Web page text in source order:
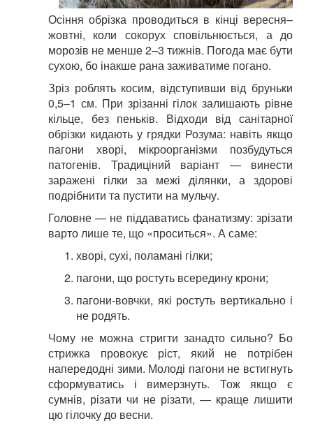
Осіння обрізка проводиться в кінці вересня–
жовтні, коли сокорух сповільнюється, а до
морозів не менше 2–3 тижнів. Погода має бути
сухою, бо інакше рана заживатиме погано.
Зріз роблять косим, відступивши від бруньки
0,5–1 см. При зрізанні гілок залишають рівне
кільце, без пеньків. Відходи від санітарної
обрізки кидають у грядки Розума: навіть якщо
пагони хворі, мікроорганізми позбудуться
патогенів. Традиціний варіант — винести
заражені гілки за межі ділянки, а здорові
подрібнити та пустити на мульчу.
Головне — не піддаватись фанатизму: зрізати
варто лише те, що «проситься». А саме:
хворі, сухі, поламані гілки;
пагони, що ростуть всередину крони;
пагони-вовчки, які ростуть вертикально і
не родять.
Чому не можна стригти занадто сильно? Бо
стрижка провокує ріст, який не потрібен
напередодні зими. Молоді пагони не встигнуть
сформуватись і вимерзнуть. Тож якщо є
сумнів, різати чи не різати, — краще лишити
цю гілочку до весни.